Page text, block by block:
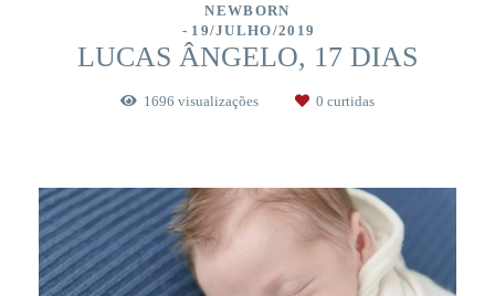
NEWBORN
19/JULHO/2019
LUCAS ÂNGELO, 17 DIAS
1696 visualizações 0 curtidas